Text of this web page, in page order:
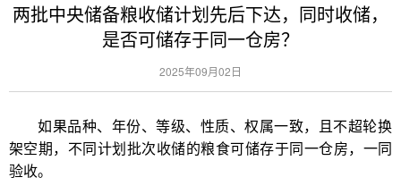
两批中央储备粮收储计划先后下达，同时收储，
是否可储存于同一仓房？
2025年09月02日
如果品种、年份、等级、性质、权属一致，且不超轮换
架空期，不同计划批次收储的粮食可储存于同一仓房，一同
验收。